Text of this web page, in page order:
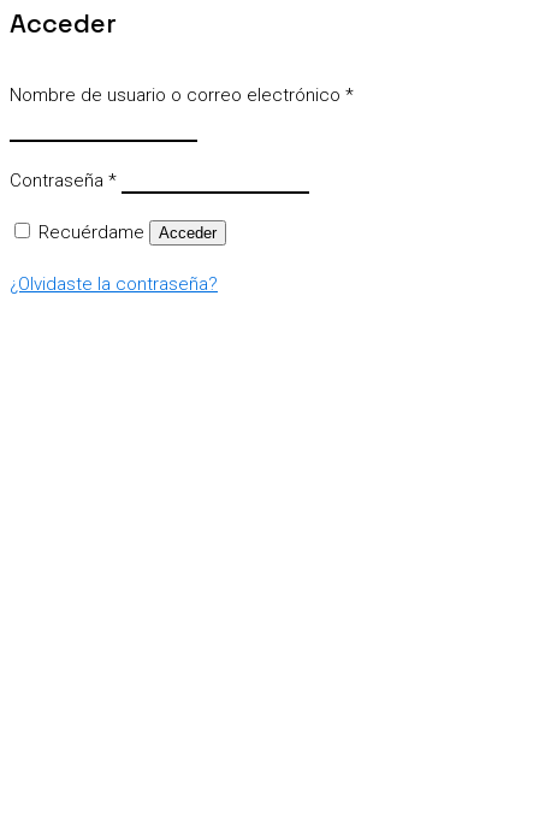
Acceder
Nombre de usuario o correo electrónico *
Contraseña *
Recuérdame Acceder
¿Olvidaste la contraseña?